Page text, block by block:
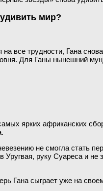
мир?
все трудности, Гана
Для Ганы нынешний
ярких африканских
не смогла стать
руку Суареса и
Гана сыграет уже на